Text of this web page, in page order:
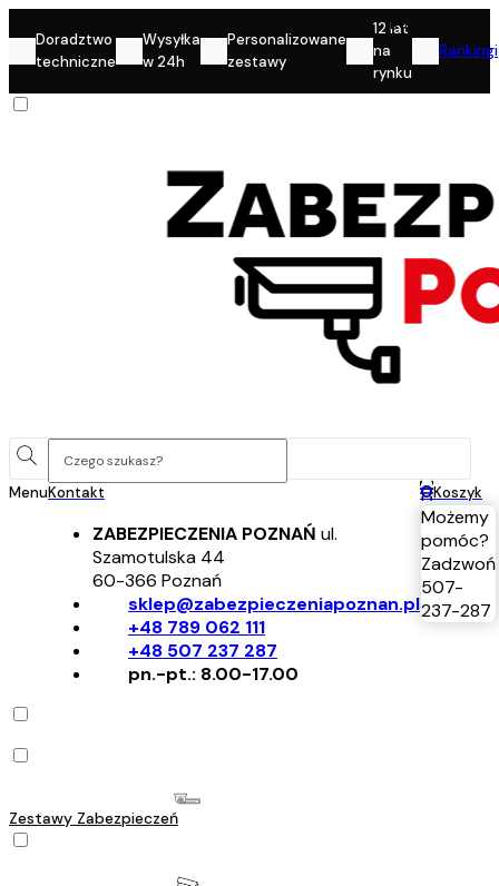
Doradztwo
techniczne
Wysyłka
w 24h
Personalizowane
zestawy
12 lat
na
rynku
Rankingi
MenuKontakt
ZABEZPIECZENIA POZNAŃ ul.
Szamotulska 44
60-366 Poznań
sklep@zabezpieczeniapoznan.pl
+48 789 062 111
+48 507 237 287
pn.-pt.: 8.00-17.00
Konto
0Koszyk
Możemy
pomóc?
Zadzwoń
507-
237-287
Zestawy Zabezpieczeń